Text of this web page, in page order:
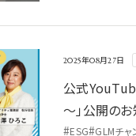
2025年08月27日
公式
～」公開の
#ESG#GLMチャ